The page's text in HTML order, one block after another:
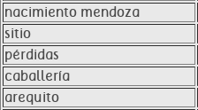
nacimiento mendoza
sitio
pérdidas
caballería
arequito